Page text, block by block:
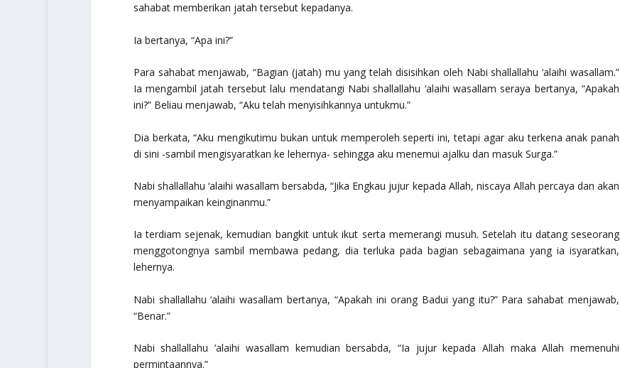
sahabat memberikan jatah tersebut kepadanya.
Ia bertanya, “Apa ini?”
Para sahabat menjawab, “Bagian (jatah) mu yang telah disisihkan oleh Nabi shallallahu ‘alaihi wasallam.”
Ia mengambil jatah tersebut lalu mendatangi Nabi shallallahu ‘alaihi wasallam seraya bertanya, “Apakah
ini?” Beliau menjawab, “Aku telah menyisihkannya untukmu.”
Dia berkata, “Aku mengikutimu bukan untuk memperoleh seperti ini, tetapi agar aku terkena anak panah
di sini -sambil mengisyaratkan ke lehernya- sehingga aku menemui ajalku dan masuk Surga.”
Nabi shallallahu ‘alaihi wasallam bersabda, “Jika Engkau jujur kepada Allah, niscaya Allah percaya dan akan
menyampaikan keinginanmu.”
Ia terdiam sejenak, kemudian bangkit untuk ikut serta memerangi musuh. Setelah itu datang seseorang
menggotongnya sambil membawa pedang, dia terluka pada bagian sebagaimana yang ia isyaratkan,
lehernya.
Nabi shallallahu ‘alaihi wasallam bertanya, “Apakah ini orang Badui yang itu?” Para sahabat menjawab,
“Benar.”
Nabi shallallahu ‘alaihi wasallam kemudian bersabda, “Ia jujur kepada Allah maka Allah memenuhi
permintaannya.”